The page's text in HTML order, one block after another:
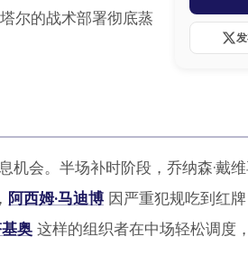
尔的战术部署彻底蒸
机会。半场补时阶段，乔纳森·戴
阿西姆·马迪博 因严重犯规吃到红
奥 这样的组织者在中场轻松调度